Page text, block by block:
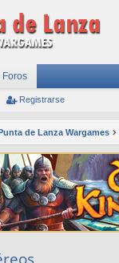
Foros
Registrarse
de Lanza Wargames